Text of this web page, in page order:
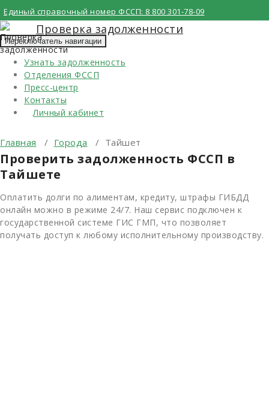
Перейти
к
содержимому
Единый справочный номер ФССП: 8 800 301-78-09
Проверка задолженности
Переключатель навигации
Узнать задолженность
Отделения ФССП
Пресс-центр
Контакты
Личный кабинет
Главная / Города / Тайшет
Проверить задолженность ФССП в
Тайшете
Оплатить долги по алиментам, кредиту, штрафы ГИБДД
онлайн можно в режиме 24/7. Наш сервис подключен к
государственной системе ГИС ГМП, что позволяет
получать доступ к любому исполнительному производству.